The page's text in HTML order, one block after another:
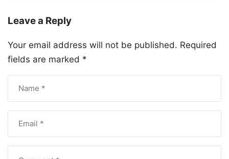
Leave a Reply
Your email address will not be published. Required
fields are marked *